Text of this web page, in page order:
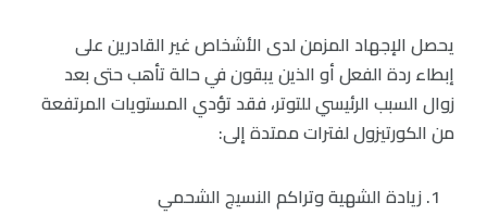
يحصل الإجهاد المزمن لدى الأشخاص غير القادرين على
إبطاء ردة الفعل أو الذين يبقون في حالة تأهب حتى بعد
زوال السبب الرئيسي للتوتر، فقد تؤدي المستويات المرتفعة
من الكورتيزول لفترات ممتدة إلى:
زيادة الشهية وتراكم النسيج الشحمي